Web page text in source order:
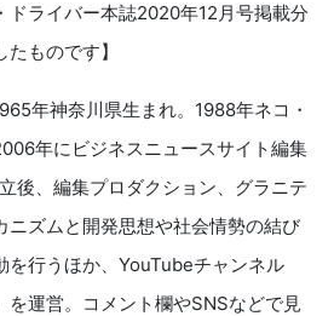
ドライバー本誌2020年12月号掲載分
ものです】
年神奈川県生まれ。1988年ネコ・
年にビジネスニュースサイト編集
後、編集プロダクション、グラニテ
ニズムと開発思想や社会情勢の結び
を行うほか、YouTubeチャンネル
を運営。コメント欄やSNSなどで見